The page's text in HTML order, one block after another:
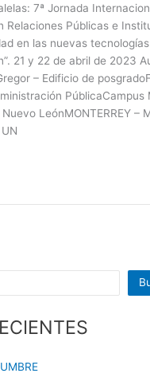
7ª Jornada
Relaciones Públicas e
en las nuevas
21 y 22 de abril de 2023
– Edificio de
PúblicaCampus
LeónMONTERREY –